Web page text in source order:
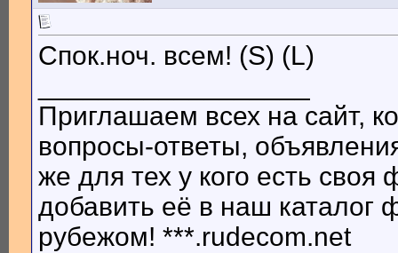
Спок.ноч. всем! (S) (L)
Приглашаем всех на сайт,
вопросы-ответы,
же для тех у кого есть
добавить её в наш
рубежом! ***.rudecom.net